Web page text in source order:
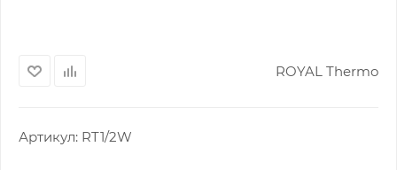
ROYAL Thermo
Артикул: RT1/2W